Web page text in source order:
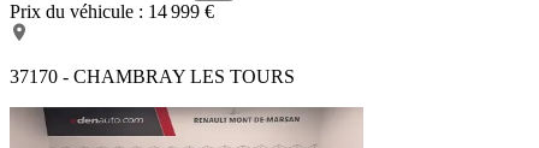
Prix du véhicule : 14 999 €
37170 - CHAMBRAY LES TOURS